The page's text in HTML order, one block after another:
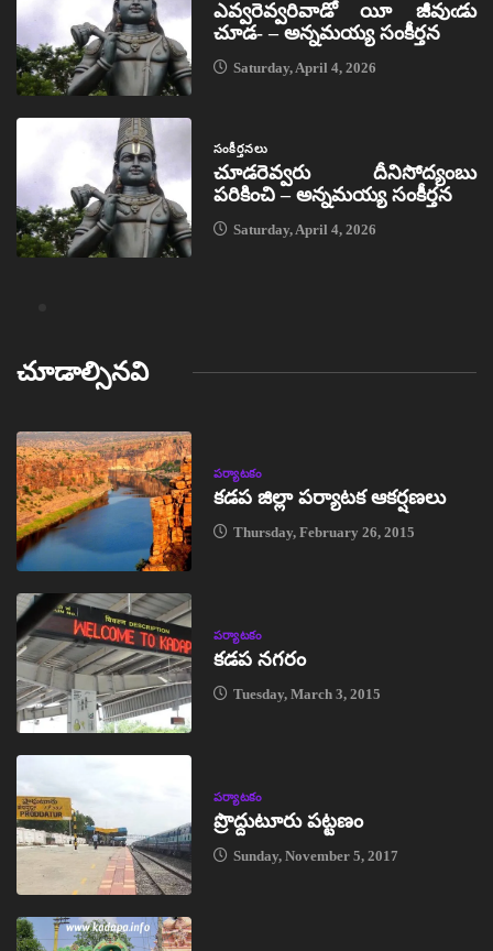
ఎవ్వరెవ్వరివాడో యీ జీవుఁడు
చూడ- – అన్నమయ్య సంకీర్తన
Saturday, April 4, 2026
సంకీర్తనలు
చూడరెవ్వరు దీనిసోద్యంబు
పరికించి – అన్నమయ్య సంకీర్తన
Saturday, April 4, 2026
చూడాల్సినవి
పర్యాటకం
కడప జిల్లా పర్యాటక ఆకర్షణలు
Thursday, February 26, 2015
పర్యాటకం
కడప నగరం
Tuesday, March 3, 2015
పర్యాటకం
ప్రొద్దుటూరు పట్టణం
Sunday, November 5, 2017